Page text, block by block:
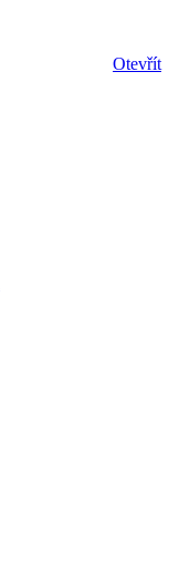
Otevřít